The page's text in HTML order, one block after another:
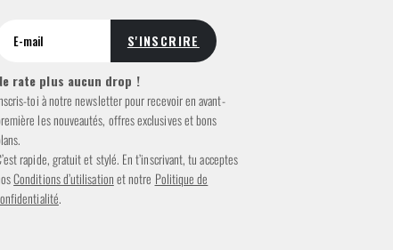
rate plus aucun drop !
toi à notre newsletter pour recevoir en avant-
les nouveautés, offres exclusives et bons
rapide, gratuit et stylé. En t’inscrivant, tu acceptes
Conditions d’utilisationet notre Politique de
.